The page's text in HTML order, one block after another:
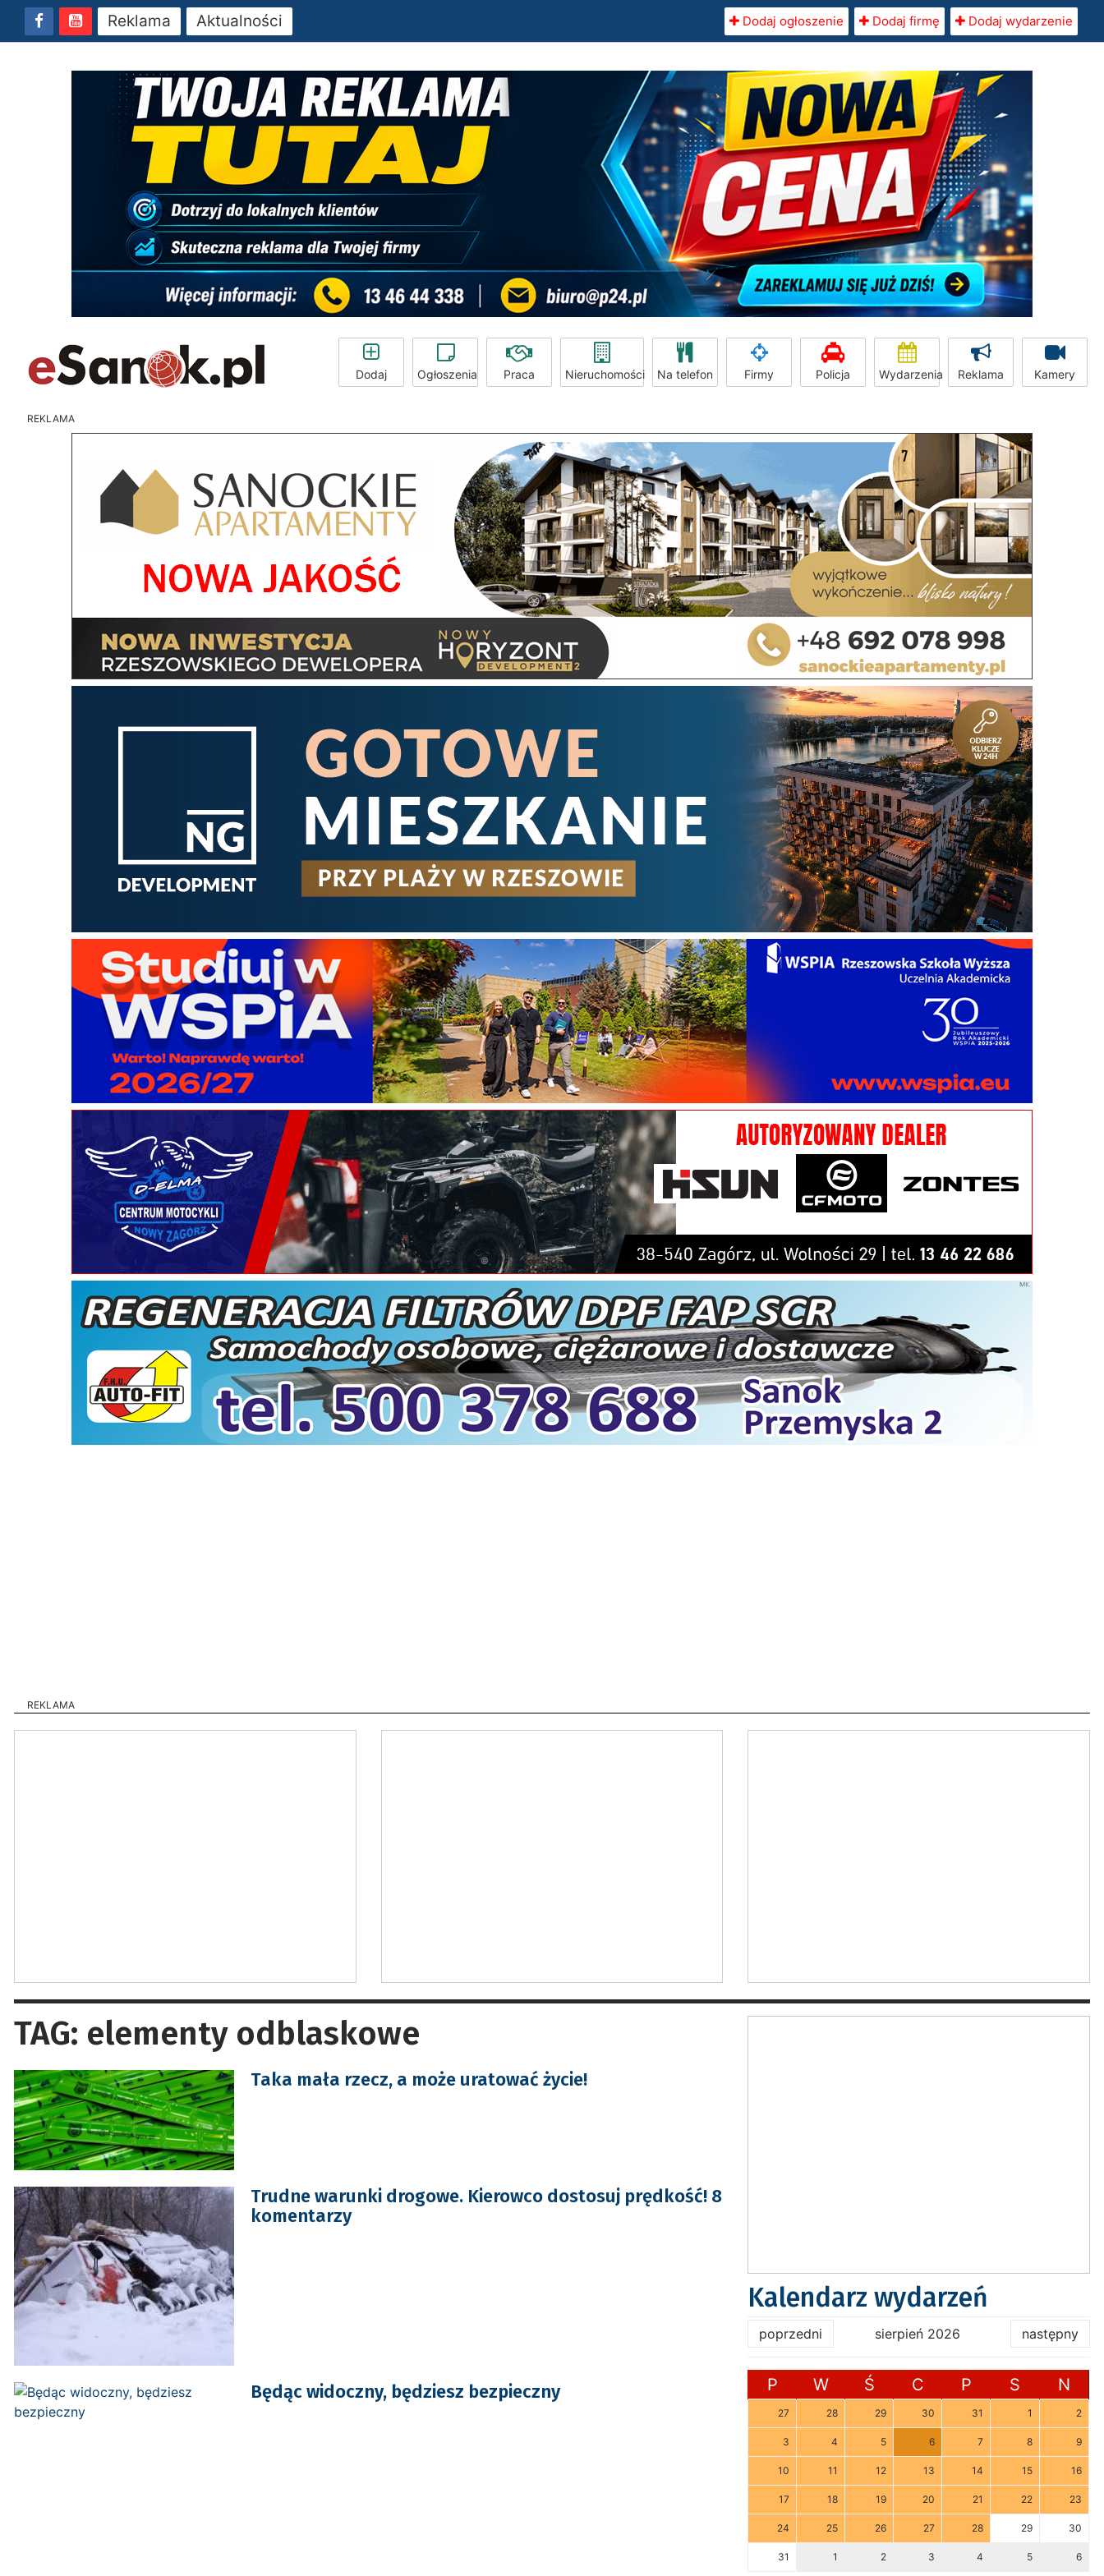
Reklama Aktualności Dodaj ogłoszenie Dodaj firmę Dodaj wydarzenie
Dodaj Ogłoszenia Praca Nieruchomości Na telefon Firmy Policja Wydarzenia Reklama Kamery
REKLAMA
REKLAMA
TAG: elementy odblaskowe
Taka mała rzecz, a może uratować życie!
Trudne warunki drogowe. Kierowco dostosuj prędkość! 8
komentarzy
Będąc widoczny, będziesz bezpieczny
Kalendarz wydarzeń
poprzedni sierpień 2026 następny
P W Ś C P S N
27 28 29 30 31 1 2
3 4 5 6 7 8 9
10 11 12 13 14 15 16
17 18 19 20 21 22 23
24 25 26 27 28 29 30
31 1 2 3 4 5 6